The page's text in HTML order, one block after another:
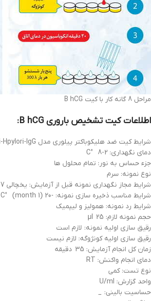
مراحل 8 گانه کار با کیت B hCG
اطلاعات کیت تشخیص باروری B hCG :
شرایط کیت ضد هلیکوباکتر پیلوری مدل Anti-Hpylori-IgG
دمای نگهداری: 2-8 °C
جزء حساس به نور: تمام محلول ها
نوع نمونه: سرم
شرایط مجاز نگهداری نمونه قبل از آزمایش: یخچالی 7 روز
شرایط مناسب ذخیره سازی نمونه: -20 (1 month) °C
شرایط رد نمونه: همولیز و لیپمیک
حجم نمونه لازم: 25 µl
رقیق سازی اولیه نمونه: لازم است
رقیق سازی اولیه کونژوگه: لازم نیست
زمان کل انجام آزمایش: 35 دقیقه
دمای انجام واکنش: RT
نوع تست: کمی
واحد گزارش: U/ml
حساسیت بالینی: _